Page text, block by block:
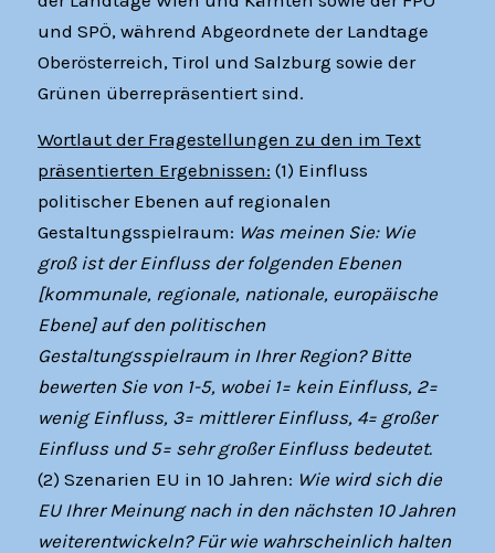
und SPÖ, während Abgeordnete der Landtage
Oberösterreich, Tirol und Salzburg sowie der
Grünen überrepräsentiert sind.
Wortlaut der Fragestellungen zu den im Text
präsentierten Ergebnissen: (1) Einfluss
politischer Ebenen auf regionalen
Gestaltungsspielraum: Was meinen Sie: Wie
groß ist der Einfluss der folgenden Ebenen
[kommunale, regionale, nationale, europäische
Ebene] auf den politischen
Gestaltungsspielraum in Ihrer Region? Bitte
bewerten Sie von 1-5, wobei 1= kein Einfluss, 2=
wenig Einfluss, 3= mittlerer Einfluss, 4= großer
Einfluss und 5= sehr großer Einfluss bedeutet.
(2) Szenarien EU in 10 Jahren: Wie wird sich die
EU Ihrer Meinung nach in den nächsten 10 Jahren
weiterentwickeln? Für wie wahrscheinlich halten